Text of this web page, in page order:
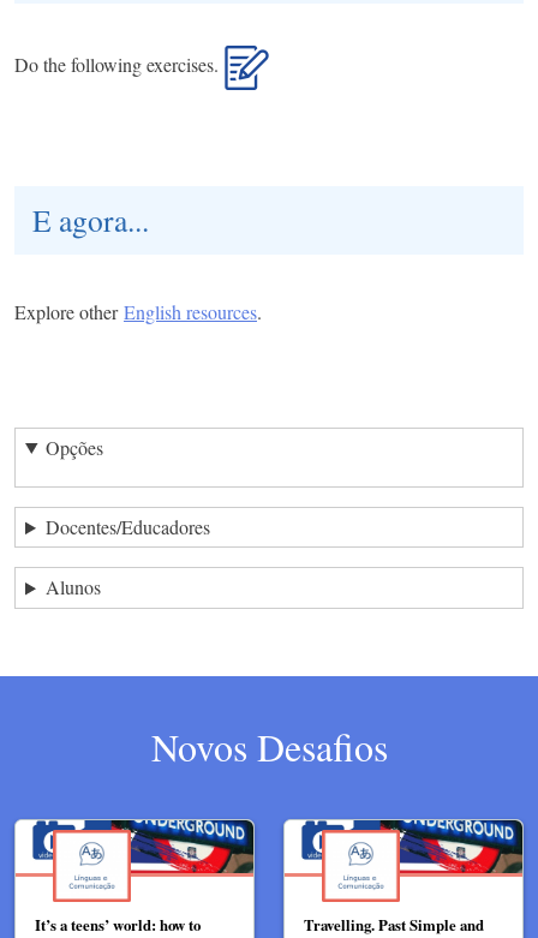
Do the following exercises.
E agora...
Explore otherEnglish resources.
Opções
Docentes/Educadores
Alunos
Novos Desafios
It’s a teens’ world: how to
Travelling. Past Simple and